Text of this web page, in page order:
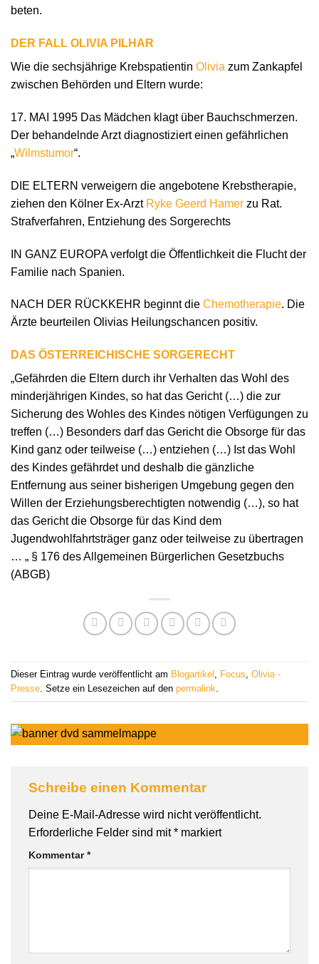
beten.
DER FALL OLIVIA PILHAR
Wie die sechsjährige Krebspatientin Olivia zum Zankapfel
zwischen Behörden und Eltern wurde:
17. MAI 1995 Das Mädchen klagt über Bauchschmerzen.
Der behandelnde Arzt diagnostiziert einen gefährlichen
„Wilmstumor“.
DIE ELTERN verweigern die angebotene Krebstherapie,
ziehen den Kölner Ex-Arzt Ryke Geerd Hamer zu Rat.
Strafverfahren, Entziehung des Sorgerechts
IN GANZ EUROPA verfolgt die Öffentlichkeit die Flucht der
Familie nach Spanien.
NACH DER RÜCKKEHR beginnt die Chemotherapie. Die
Ärzte beurteilen Olivias Heilungschancen positiv.
DAS ÖSTERREICHISCHE SORGERECHT
„Gefährden die Eltern durch ihr Verhalten das Wohl des
minderjährigen Kindes, so hat das Gericht (…) die zur
Sicherung des Wohles des Kindes nötigen Verfügungen zu
treffen (…) Besonders darf das Gericht die Obsorge für das
Kind ganz oder teilweise (…) entziehen (…) Ist das Wohl
des Kindes gefährdet und deshalb die gänzliche
Entfernung aus seiner bisherigen Umgebung gegen den
Willen der Erziehungsberechtigten notwendig (…), so hat
das Gericht die Obsorge für das Kind dem
Jugendwohlfahrtsträger ganz oder teilweise zu übertragen
… „ § 176 des Allgemeinen Bürgerlichen Gesetzbuchs
(ABGB)
Dieser Eintrag wurde veröffentlicht am Blogartikel Focus Olivia -
Presse . Setze ein Lesezeichen auf den permalink
Schreibe einen Kommentar
Deine E-Mail-Adresse wird nicht veröffentlicht.
Erforderliche Felder sind mit* markiert
Kommentar*